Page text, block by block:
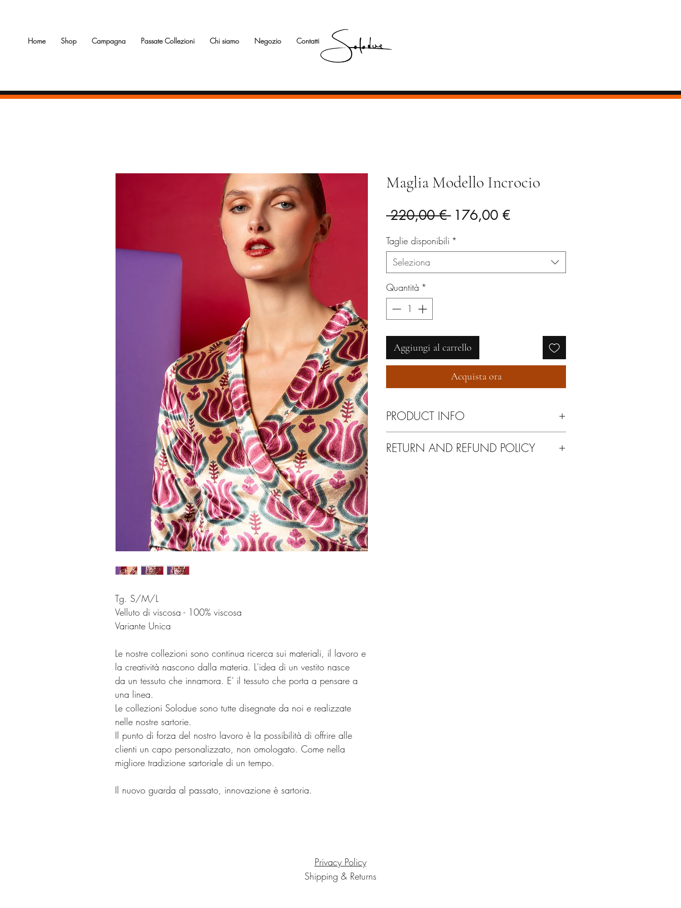
Home Shop Campagna Passate Collezioni Chi siamo Negozio Contatti
Tg. S/M/L
Velluto di viscosa - 100% viscosa
Variante Unica
Le nostre collezioni sono continua ricerca sui materiali, il lavoro e
la creatività nascono dalla materia. L'idea di un vestito nasce
da un tessuto che innamora. E’ il tessuto che porta a pensare a
una linea.
Le collezioni Solodue sono tutte disegnate da noi e realizzate
nelle nostre sartorie.
Il punto di forza del nostro lavoro è la possibilità di offrire alle
clienti un capo personalizzato, non omologato. Come nella
migliore tradizione sartoriale di un tempo.
Il nuovo guarda al passato, innovazione è sartoria.
Maglia Modello Incrocio
220,00 € Prezzo
regolare
176,00 €Prezzo
Taglie disponibili *
Seleziona
Quantità *
Aggiungi al carrello
Acquista ora
PRODUCT INFO
RETURN AND REFUND POLICY
Privacy Policy
Shipping & Returns